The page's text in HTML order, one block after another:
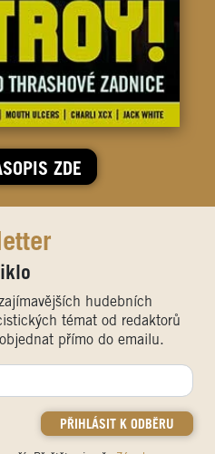
ZDE
hudebních
témat od redaktorů
přímo do emailu.